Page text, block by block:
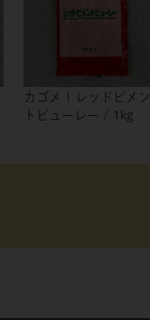
カゴメ | レッドピメン
トピューレー / 1kg